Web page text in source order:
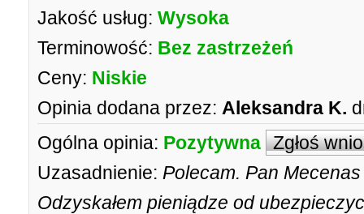
Jakość usług: Wysoka
Terminowość: Bez zastrzeżeń
Ceny: Niskie
Opinia dodana przez: Aleksandra K.
Ogólna opinia: Pozytywna Zgłoś
Uzasadnienie: Polecam. Pan
Odzyskałem pieniądze od